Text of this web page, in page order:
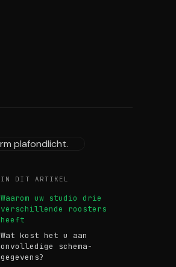
IN DIT ARTIKEL
Waarom uw studio drie
verschillende roosters
heeft
Wat kost het u aan
onvolledige schema-
gegevens?